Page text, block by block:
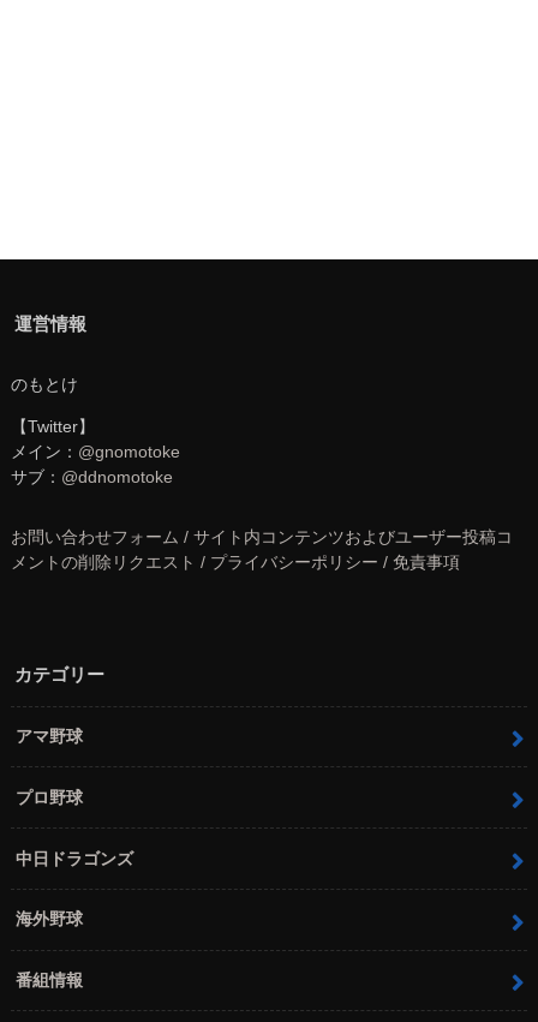
運営情報
のもとけ
【Twitter】
メイン： @gnomotoke
サブ： @ddnomotoke
お問い合わせフォーム / サイト内コンテンツおよびユーザー投稿コ
メントの削除リクエスト / プライバシーポリシー / 免責事項
カテゴリー
アマ野球
プロ野球
中日ドラゴンズ
海外野球
番組情報